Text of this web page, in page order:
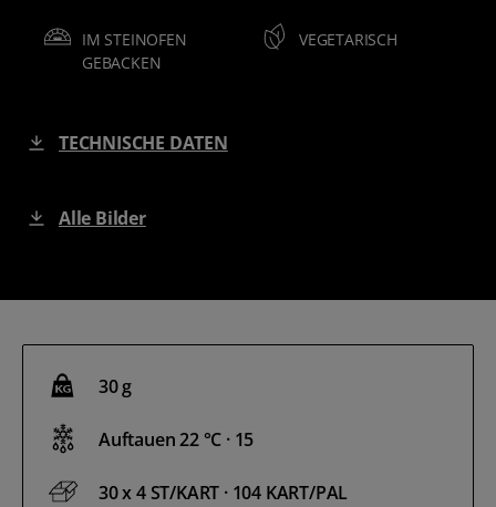
IM STEINOFEN
GEBACKEN
VEGETARISCH
TECHNISCHE DATEN
Alle Bilder
30 g
Auftauen 22 °C · 15
30 x 4 ST/KART · 104 KART/PAL